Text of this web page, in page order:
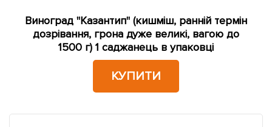
Виноград "Казантип" (кишміш, ранній термін
дозрівання, грона дуже великі, вагою до
1500 г) 1 саджанець в упаковці
КУПИТИ